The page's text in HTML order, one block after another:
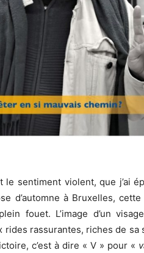
le sentiment violent, que j’ai
d’automne à Bruxelles,
fouet. L’image d’un
rides rassurantes, riches de
c’est à dire « V » pour «